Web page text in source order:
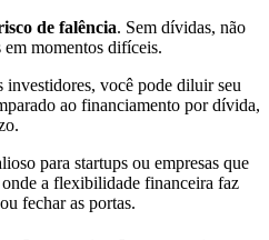
de falência. Sem dívidas, não
em momentos difíceis.
investidores, você pode diluir seu
ao financiamento por dívida,
para startups ou empresas que
a flexibilidade financeira faz
fechar as portas.